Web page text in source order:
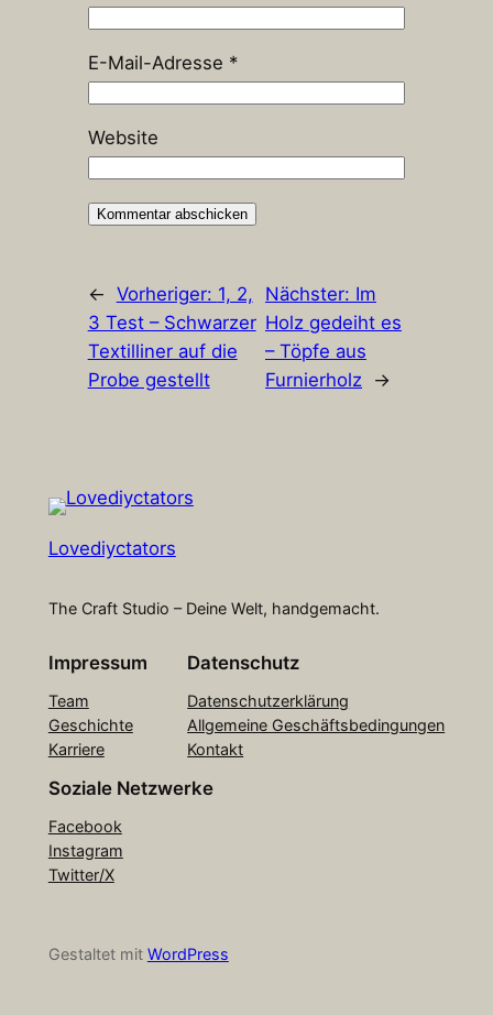
E-Mail-Adresse *
Website
← Vorheriger: 1, 2,
3 Test – Schwarzer
Textilliner auf die
Probe gestellt
Nächster: Im
Holz gedeiht es
– Töpfe aus
Furnierholz
→
Lovediyctators
The Craft Studio – Deine Welt, handgemacht.
Impressum
Team
Geschichte
Karriere
Datenschutz
Datenschutzerklärung
Allgemeine Geschäftsbedingungen
Kontakt
Soziale Netzwerke
Facebook
Instagram
Twitter/X
Gestaltet mit WordPress